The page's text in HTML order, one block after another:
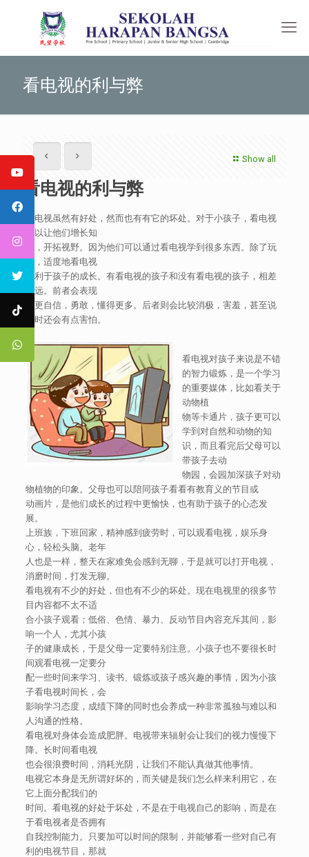
看电视的利与弊
Show all
看电视的利与弊
看电视虽然有好处，然而也有有它的坏处。对于小孩子，看电视
可以让他们增长知
识，开拓视野。因为他们可以通过看电视学到很多东西。除了玩
儿，适度地看电视
有利于孩子的成长。有看电视的孩子和没有看电视的孩子，相差
很远。前者会表现
得更自信，勇敢，懂得更多。后者则会比较消极，害羞，甚至说
话时还会有点害怕。
看电视对孩子来说是不错
的智力锻炼，是一个学习
的重要媒体，比如看关于
动物植
物等卡通片，孩子更可以
学到对自然和动物的知
识，而且看完后父母可以
带孩子去动
物园，会园加深孩子对动
物植物的印象。父母也可以陪同孩子看看有教育义的节目或
动画片，是他们成长的过程中更愉快，也有助于孩子的心态发
展。
上班族，下班回家，精神感到疲劳时，可以观看电视，娱乐身
心，轻松头脑。老年
人也是一样，整天在家难免会感到无聊，于是就可以打开电视，
消磨时间，打发无聊。
看电视有不少的好处，但也有不少的坏处。现在电视里的很多节
目内容都不太不适
合小孩子观看；低俗、色情、暴力、反动节目内容充斥其间，影
响一个人，尤其小孩
子的健康成长，于是父母一定要特别注意。小孩子也不要很长时
间观看电视一定要分
配一些时间来学习、读书、锻炼或孩子感兴趣的事情，因为小孩
子看电视时间长，会
影响学习态度，成绩下降的同时也会养成一种非常孤独与难以和
人沟通的性格。
看电视对身体会造成肥胖。电视带来辐射会让我们的视力慢慢下
降。长时间看电视
也会很浪费时间，消耗光阴，让我们不能认真做其他事情。
电视它本身是无所谓好坏的，而关键是我们怎么样来利用它，在
它上面分配我们的
时间。看电视的好处于坏处，不是在于电视自己的影响，而是在
于看电视者是否拥有
自我控制能力。只要加可以时间的限制，并能够看一些对自己有
利的电视节目，那就